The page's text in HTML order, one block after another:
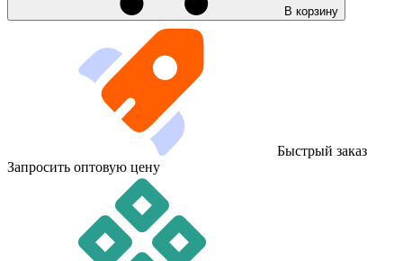
В корзину
Быстрый заказ
Запросить оптовую цену